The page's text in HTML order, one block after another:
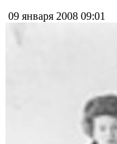
09 января 2008 09:01